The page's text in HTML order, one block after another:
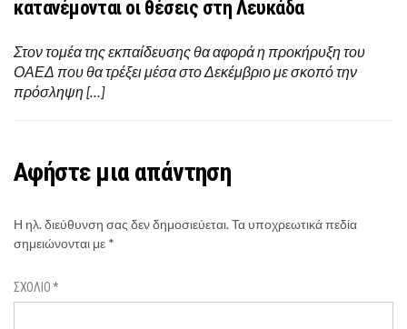
κατανέμονται οι θέσεις στη Λευκάδα
Στον τομέα της εκπαίδευσης θα αφορά η προκήρυξη του
ΟΑΕΔ που θα τρέξει μέσα στο Δεκέμβριο με σκοπό την
πρόσληψη […]
Αφήστε μια απάντηση
Η ηλ. διεύθυνση σας δεν δημοσιεύεται.Τα υποχρεωτικά πεδία
σημειώνονται με *
ΣΧΌΛΙΟ*